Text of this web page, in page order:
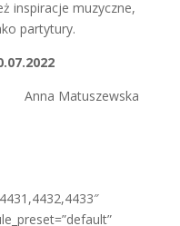
inspiracje muzyczne,
partytury.
Anna Matuszewska